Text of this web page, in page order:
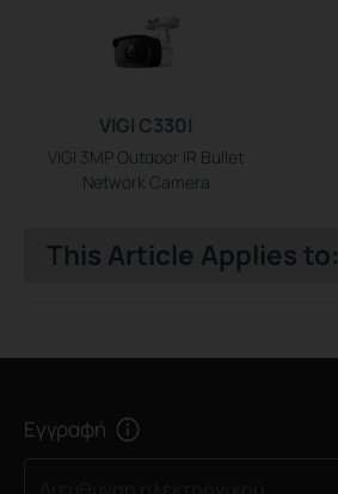
VIGI C330I
VIGI 3MP Outdoor IR Bullet
Network Camera
This Article Applies to:
Εγγραφή